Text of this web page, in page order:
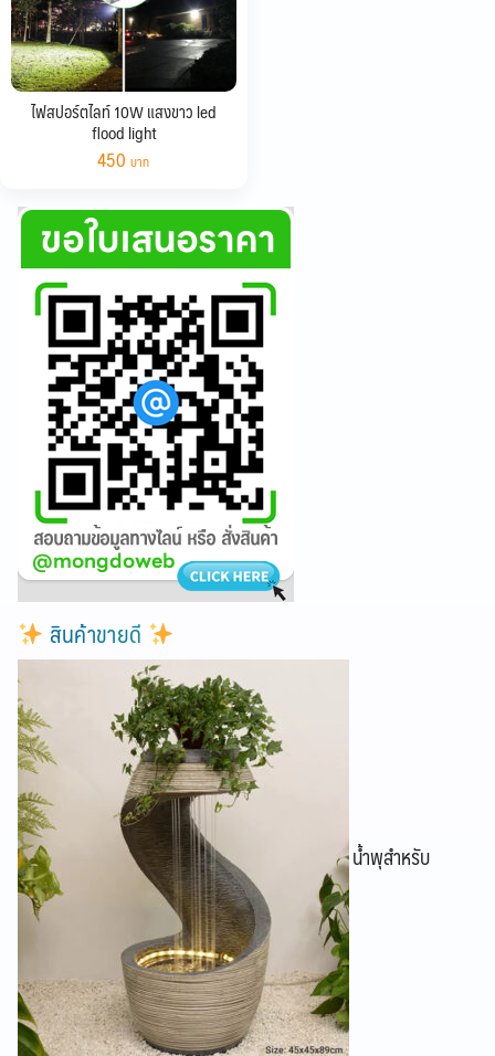
ไฟสปอร์ตไลท์ 10W แสงขาว led
flood light
450
สินค้าขายดี
น้ำพุสำหรับ